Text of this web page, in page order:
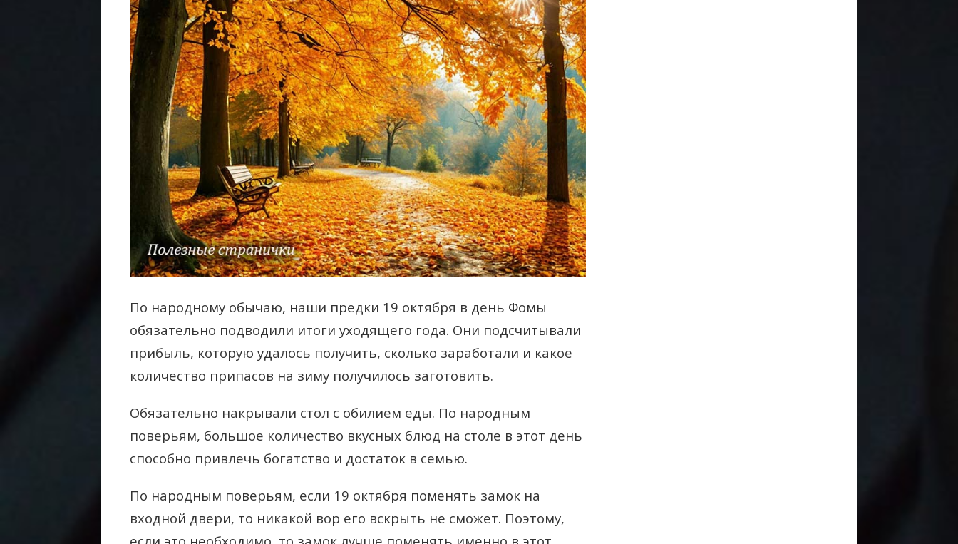
По народному обычаю, наши предки 19 октября в день Фомы
обязательно подводили итоги уходящего года. Они подсчитывали
прибыль, которую удалось получить, сколько заработали и какое
количество припасов на зиму получилось заготовить.
Обязательно накрывали стол с обилием еды. По народным
поверьям, большое количество вкусных блюд на столе в этот день
способно привлечь богатство и достаток в семью.
По народным поверьям, если 19 октября поменять замок на
входной двери, то никакой вор его вскрыть не сможет. Поэтому,